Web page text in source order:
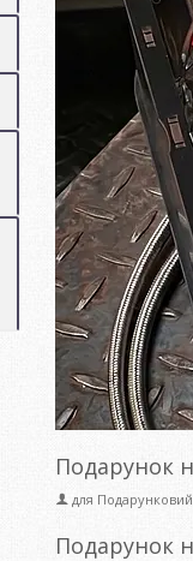
Подарунок
для
Подарунок